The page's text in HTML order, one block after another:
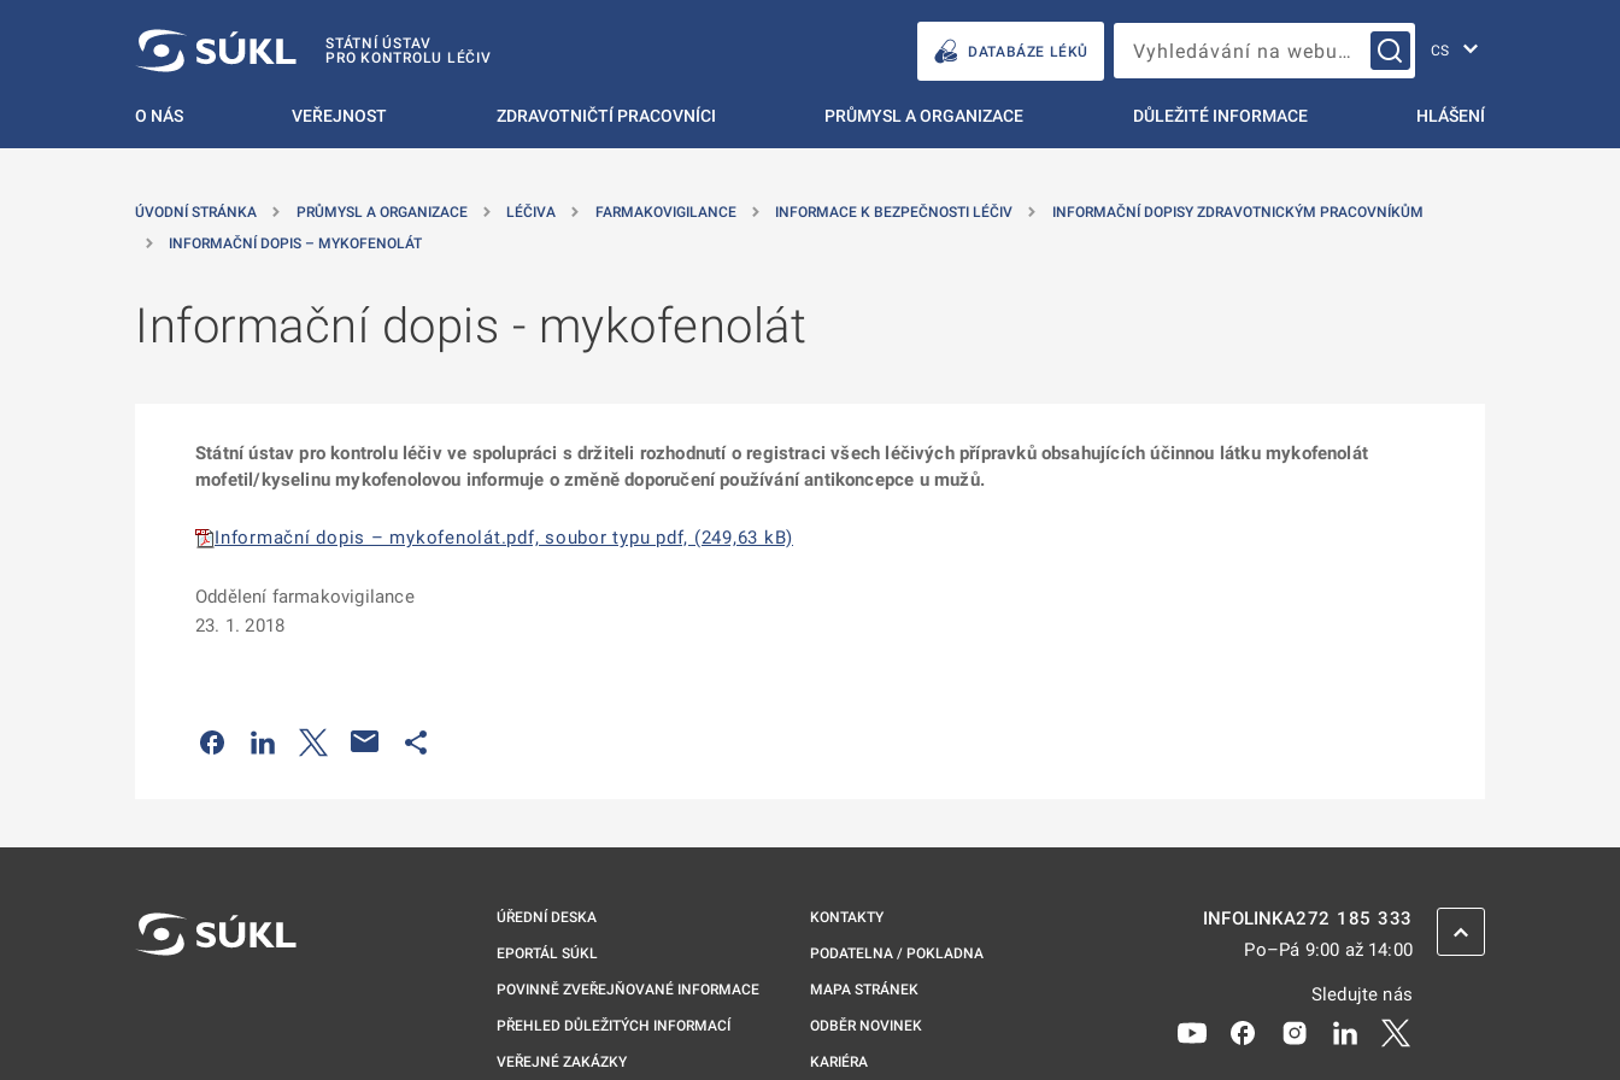
STÁTNÍ ÚSTAV
PRO KONTROLU LÉČIV
DATABÁZE LÉKŮ Vyhledávání na webu…
O NÁS VEŘEJNOST ZDRAVOTNIČTÍ PRACOVNÍCI PRŮMYSL A ORGANIZACE DŮLEŽITÉ INFORMACE HLÁŠENÍ
ÚVODNÍ STRÁNKA PRŮMYSL A ORGANIZACE LÉČIVA FARMAKOVIGILANCE INFORMACE K BEZPEČNOSTI LÉČIV
INFORMAČNÍ DOPISY ZDRAVOTNICKÝM PRACOVNÍKŮM
INFORMAČNÍ DOPIS – MYKOFENOLÁT
Informační dopis - mykofenolát
Státní ústav pro kontrolu léčiv ve spolupráci s držiteli rozhodnutí o registraci všech léčivých přípravků obsahujících účinnou látku mykofenolát
mofetil/kyselinu mykofenolovou informuje o změně doporučení používání antikoncepce u mužů.
Informační dopis – mykofenolát.pdf, soubor typu pdf, (249,63 kB)
Oddělení farmakovigilance
23. 1. 2018
Odkaz se otevře na nové kartě
Odkaz se otevře na nové kartě
Odkaz se otevře na nové kartě
ÚŘEDNÍ DESKA
EPORTÁL SÚKL
POVINNĚ ZVEŘEJŇOVANÉ INFORMACE
PŘEHLED DŮLEŽITÝCH INFORMACÍ
VEŘEJNÉ ZAKÁZKY
KONTAKTY
PODATELNA / POKLADNA
MAPA STRÁNEK
ODBĚR NOVINEK
KARIÉRA
INFOLINKA272 185 333
Po–Pá 9:00 až 14:00
Sledujte nás
Odkaz se otevře na nové kartě
Odkaz se otevře na nové kartě
Odkaz se otevře na nové kartě
Odkaz se otevře na nové
ZPĚT NAHORU